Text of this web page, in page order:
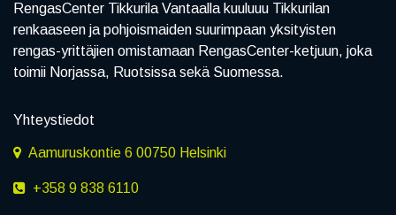
RengasCenter Tikkurila Vantaalla kuuluuu Tikkurilan
renkaaseen ja pohjoismaiden suurimpaan yksityisten
rengas-yrittäjien omistamaan RengasCenter-ketjuun, joka
toimii Norjassa, Ruotsissa sekä Suomessa.
Yhteystiedot
Aamuruskontie 6 00750 Helsinki
+358 9 838 6110